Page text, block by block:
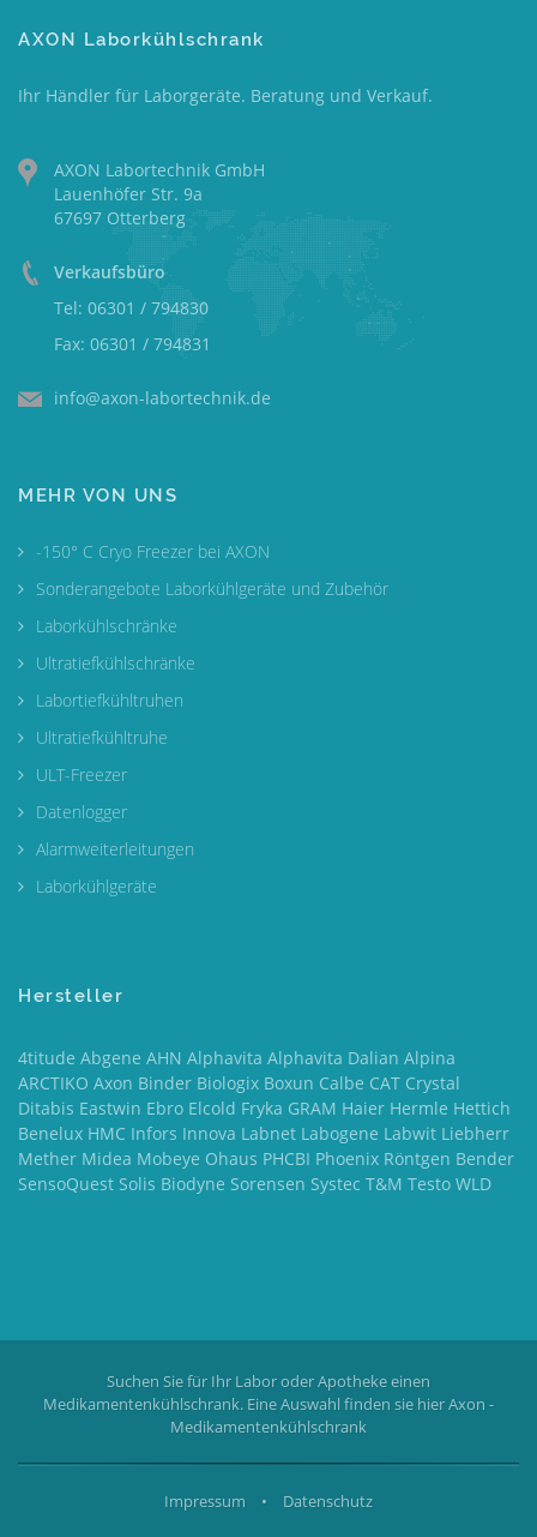
AXON Laborkühlschrank
Ihr Händler für Laborgeräte. Beratung und Verkauf.
AXON Labortechnik GmbH
Lauenhöfer Str. 9a
67697 Otterberg
Verkaufsbüro
Tel: 06301 / 794830
Fax: 06301 / 794831
info@axon-labortechnik.de
MEHR VON UNS
-150° C Cryo Freezer bei AXON
Sonderangebote Laborkühlgeräte und Zubehör
Laborkühlschränke
Ultratiefkühlschränke
Labortiefkühltruhen
Ultratiefkühltruhe
ULT-Freezer
Datenlogger
Alarmweiterleitungen
Laborkühlgeräte
Hersteller
4titude Abgene AHN Alphavita Alphavita Dalian Alpina
ARCTIKO Axon Binder Biologix Boxun Calbe CAT Crystal
Ditabis Eastwin Ebro Elcold Fryka GRAM Haier Hermle Hettich
Benelux HMC Infors Innova Labnet Labogene Labwit Liebherr
Mether Midea Mobeye Ohaus PHCBI Phoenix Röntgen Bender
SensoQuest Solis Biodyne Sorensen Systec T&M Testo WLD
Suchen Sie für Ihr Labor oder Apotheke einen
Medikamentenkühlschrank. Eine Auswahl finden sie hierAxon -
Medikamentenkühlschrank
Impressum • Datenschutz